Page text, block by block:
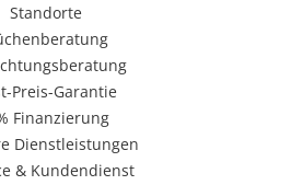
Standorte
Preis-Garantie
Finanzierung
Dienstleistungen
& Kundendienst